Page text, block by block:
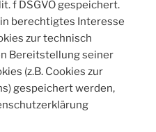
f DSGVO gespeichert.
berechtigtes Interesse
zur technisch
Bereitstellung seiner
(z.B. Cookies zur
gespeichert werden,